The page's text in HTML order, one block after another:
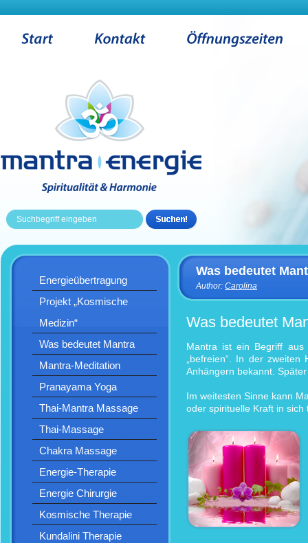
Energieübertragung
Projekt „Kosmische
Medizin“
Was bedeutet Mantra
Mantra-Meditation
Pranayama Yoga
Thai-Mantra Massage
Thai-Massage
Chakra Massage
Energie-Therapie
Energie Chirurgie
Kosmische Therapie
Kundalini Therapie
Was bedeutet
Author: Carolina
Was bedeutet
Mantra ist ein Begriff aus
„befreien“. In der
Anhängern bekannt.
Im weitesten Sinne kann
oder spirituelle Kraft in sich